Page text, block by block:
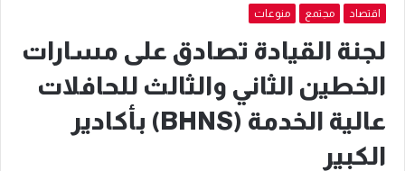
اقتصاد مجتمع منوعات
لجنة القيادة تصادق على مسارات
الخطين الثاني والثالث للحافلات
عالية الخدمة (BHNS) بأكادير
الكبير